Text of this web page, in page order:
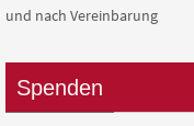
und nach Vereinbarung
Spenden